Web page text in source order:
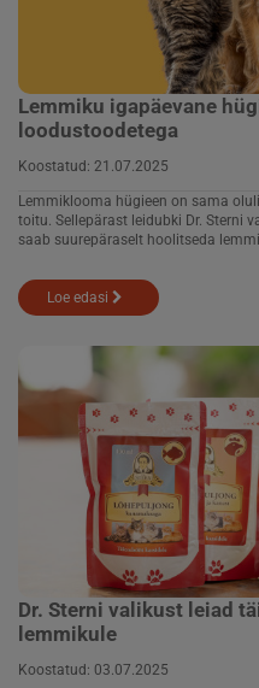
Lemmiku igapäevane
loodustoodetega
Koostatud: 21.07.2025
Lemmiklooma hügieen on sama
toitu. Sellepärast leidubki Dr. Sterni
saab suurepäraselt hoolitseda
Loe edasi
Dr. Sterni valikust leiad
lemmikule
Koostatud: 03.07.2025